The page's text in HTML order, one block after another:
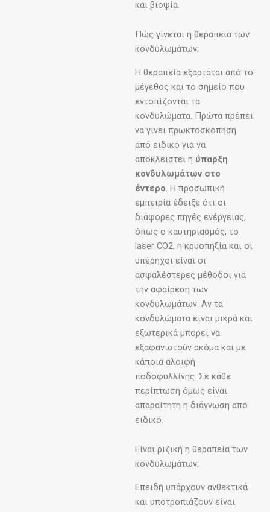
και βιοψία.
Πώς γίνεται η θεραπεία των
κονδυλωμάτων;
Η θεραπεία εξαρτάται από το
μέγεθος και το σημείο που
εντοπίζονται τα
κονδυλώματα. Πρώτα πρέπει
να γίνει πρωκτοσκόπηση
από ειδικό για να
αποκλειστεί η ύπαρξη
κονδυλωμάτων στο
έντερο. Η προσωπική
εμπειρία έδειξε ότι οι
διάφορες πηγές ενέργειας,
όπως ο καυτηριασμός, το
laser CO2, η κρυοπηξία και οι
υπέρηχοι είναι οι
ασφαλέστερες μέθοδοι για
την αφαίρεση των
κονδυλωμάτων. Αν τα
κονδυλώματα είναι μικρά και
εξωτερικά μπορεί να
εξαφανιστούν ακόμα και με
κάποια αλοιφή
ποδοφυλλίνης. Σε κάθε
περίπτωση όμως είναι
απαραίτητη η διάγνωση από
ειδικό.
Είναι ριζική η θεραπεία των
κονδυλωμάτων;
Επειδή υπάρχουν ανθεκτικά
και υποτροπιάζουν είναι